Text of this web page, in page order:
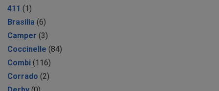
411 (1)
Brasilia (6)
Camper (3)
Coccinelle (84)
Combi (116)
Corrado (2)